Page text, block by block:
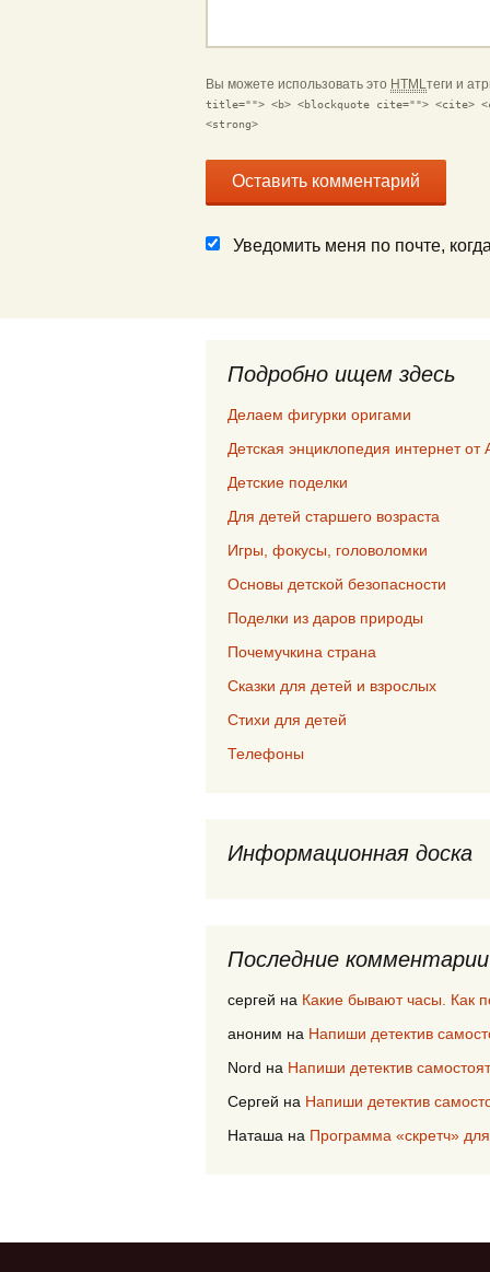
Вы можете использовать это HTMLтеги и
title=""> <b> <blockquote cite=""> <cite>
<strong>
Уведомить меня по почте,
Подробно ищем здесь
Делаем фигурки оригами
Детская энциклопедия интернет от
Детские поделки
Для детей старшего возраста
Игры, фокусы, головоломки
Основы детской безопасности
Поделки из даров природы
Почемучкина страна
Сказки для детей и взрослых
Стихи для детей
Телефоны
Информационная доска
Последние комментарии
сергей на Какие бывают часы. Как
аноним на Напиши детектив
Nord на Напиши детектив
Сергей на Напиши детектив
Наташа на Программа «скретч»